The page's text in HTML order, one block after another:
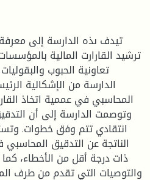
تيدف ىذه الدارسة إلى
ترشيد القارارت المالية
تعاونية الحبوب
الدارسة من الإشكالية
المحاسبي في عممية اتخاذ
وتوصمت الدارسة إلى أن
انتقادي تتم وفق خطوات.
الناتجة عن التدقيق المحاسبي
ذات درجة أقل من الأخطاء، كما
والتوصيات التي تقدم من طرف